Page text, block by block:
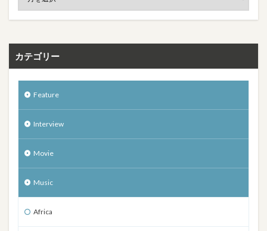
カテゴリー
Feature
Interview
Movie
Music
Africa